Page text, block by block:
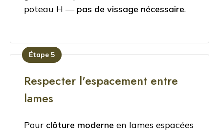
poteau H —pas de vissage nécessaire.
Étape 5
Respecter l'espacement entre
lames
Pour clôture moderne en lames espacées